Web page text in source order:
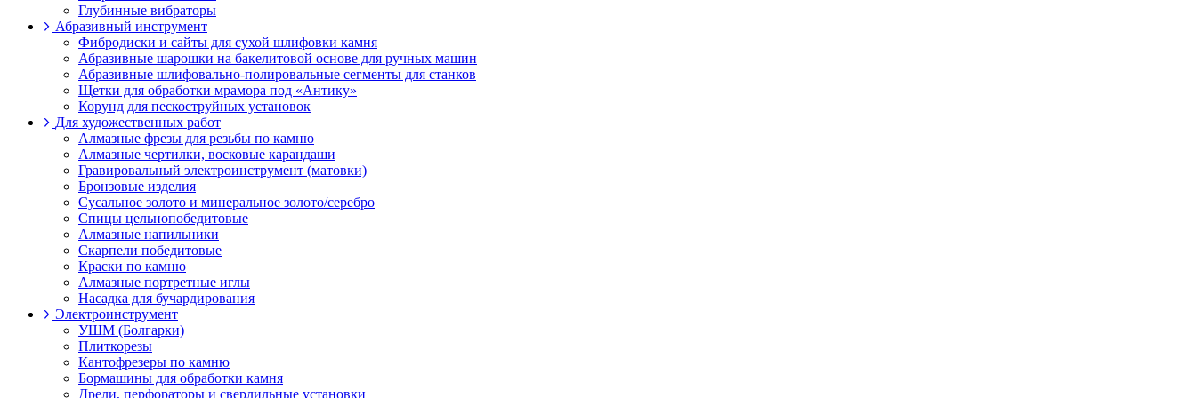
Глубинные вибраторы
Абразивный инструмент
Фибродиски и сайты для сухой шлифовки камня
Абразивные шарошки на бакелитовой основе для ручных машин
Абразивные шлифовально-полировальные сегменты для станков
Щетки для обработки мрамора под «Антику»
Корунд для пескоструйных установок
Для художественных работ
Алмазные фрезы для резьбы по камню
Алмазные чертилки, восковые карандаши
Гравировальный электроинструмент (матовки)
Бронзовые изделия
Сусальное золото и минеральное золото/серебро
Спицы цельнопобедитовые
Алмазные напильники
Скарпели победитовые
Краски по камню
Алмазные портретные иглы
Насадка для бучардирования
Электроинструмент
УШМ (Болгарки)
Плиткорезы
Кантофрезеры по камню
Бормашины для обработки камня
Дрели, перфораторы и сверлильные установки